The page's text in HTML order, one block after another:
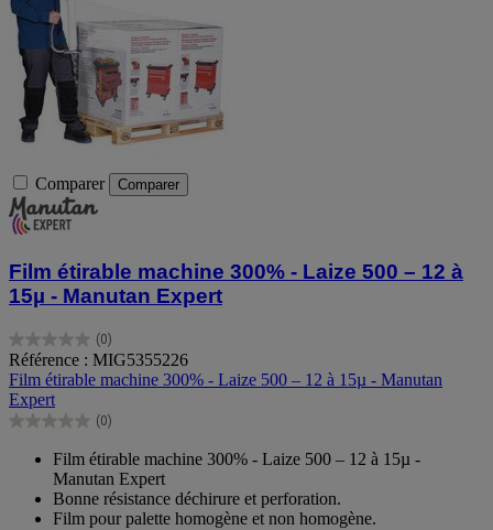
Comparer Comparer
Film étirable machine 300% - Laize 500 – 12 à
15µ - Manutan Expert
(0)
0.0
sur
5
étoiles.
Référence : MIG5355226
Film étirable machine 300% - Laize 500 – 12 à 15µ - Manutan
Expert
(0)
0.0
étoiles.
Film étirable machine 300% - Laize 500 – 12 à 15µ -
Manutan Expert
Bonne résistance déchirure et perforation.
Film pour palette homogène et non homogène.